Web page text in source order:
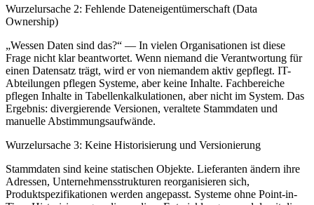
Wurzelursache 2: Fehlende Dateneigentümerschaft (Data
Ownership)
„Wessen Daten sind das?“ — In vielen Organisationen ist diese
Frage nicht klar beantwortet. Wenn niemand die Verantwortung für
einen Datensatz trägt, wird er von niemandem aktiv gepflegt. IT-
Abteilungen pflegen Systeme, aber keine Inhalte. Fachbereiche
pflegen Inhalte in Tabellenkalkulationen, aber nicht im System. Das
Ergebnis: divergierende Versionen, veraltete Stammdaten und
manuelle Abstimmungsaufwände.
Wurzelursache 3: Keine Historisierung und Versionierung
Stammdaten sind keine statischen Objekte. Lieferanten ändern ihre
Adressen, Unternehmensstrukturen reorganisieren sich,
Produktspezifikationen werden angepasst. Systeme ohne Point-in-